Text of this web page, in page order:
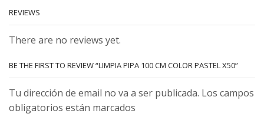
REVIEWS
There are no reviews yet.
BE THE FIRST TO REVIEW “LIMPIA PIPA 100 CM COLOR PASTEL X50”
Tu dirección de email no va a ser publicada. Los campos
obligatorios están marcados